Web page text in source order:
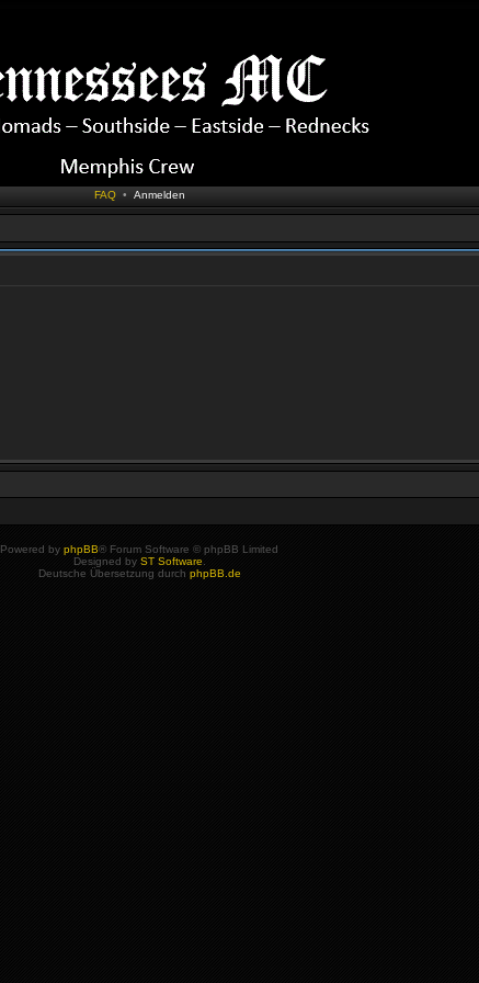
FAQ • Anmelden
Powered by phpBB® Forum Software © phpBB Limited
Designed by ST Software
Deutsche Übersetzung durch phpBB.de